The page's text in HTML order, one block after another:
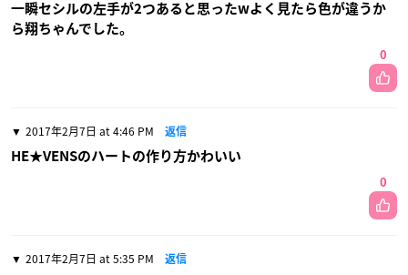
一瞬セシルの左手が2つあると思ったwよく見たら色が違うか
ら翔ちゃんでした。
0
2017年2月7日 at 4:46 PM 返信
HE★VENSのハートの作り方かわいい
0
2017年2月7日 at 5:35 PM 返信